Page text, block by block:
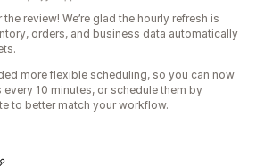
review! We’re glad the hourly refresh is
orders, and business data automatically
more flexible scheduling, so you can now
10 minutes, or schedule them by
to better match your workflow.